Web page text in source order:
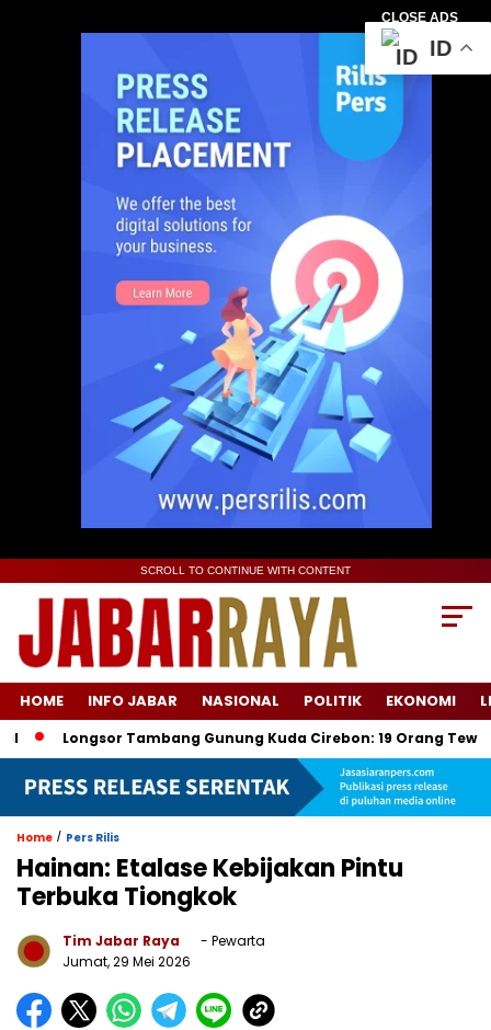
CLOSE ADS
SCROLL TO CONTINUE WITH CONTENT
HOME INFO JABAR NASIONAL POLITIK EKONOMI
Tambang Gunung Kuda Cirebon: 19 Orang Tewas, Dua
Home / Pers Rilis
Hainan: Etalase Kebijakan Pintu
Terbuka Tiongkok
Tim Jabar Raya
- Pewarta
Jumat, 29 Mei 2026
ID